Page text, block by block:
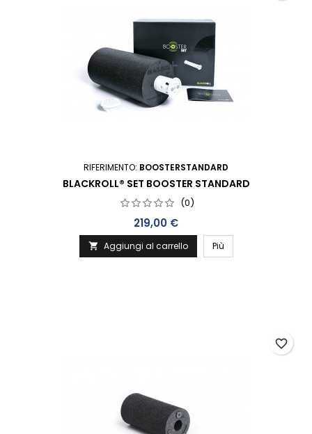
RIFERIMENTO: BOOSTERSTANDARD
BLACKROLL® SET BOOSTER STANDARD
(0)
Prezzo
219,00 €
 Aggiungi al carrello Più
favorite_border